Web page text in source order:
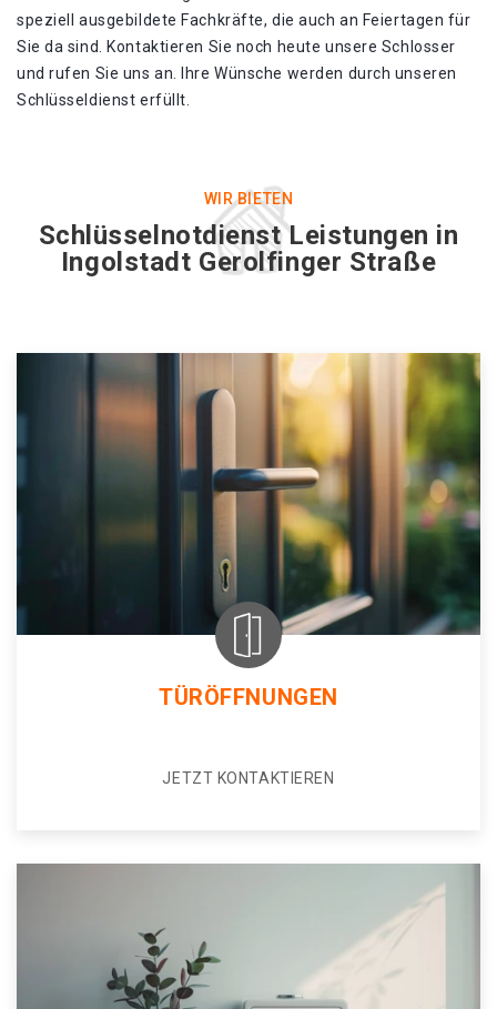
speziell ausgebildete Fachkräfte, die auch an Feiertagen für
Sie da sind. Kontaktieren Sie noch heute unsere Schlosser
und rufen Sie uns an. Ihre Wünsche werden durch unseren
Schlüsseldienst erfüllt.
WIR BIETEN
Schlüsselnotdienst Leistungen in
Ingolstadt Gerolfinger Straße
TÜRÖFFNUNGEN
JETZT KONTAKTIEREN